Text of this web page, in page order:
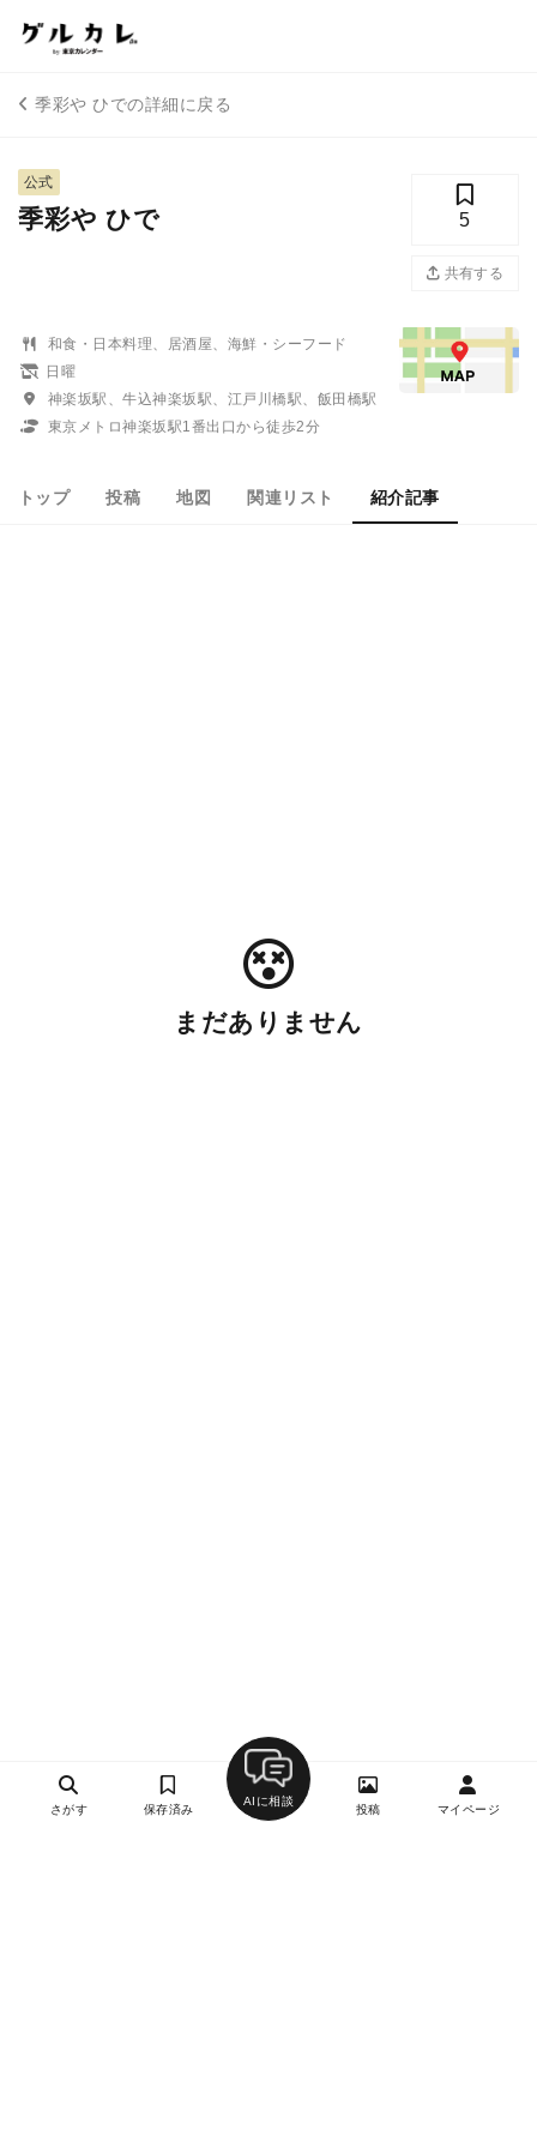
季彩や ひでの詳細に戻る
公式
季彩や ひで 5
共有する
和食・日本料理、居酒屋、海鮮・シーフード
日曜
神楽坂駅、牛込神楽坂駅、江戸川橋駅、飯田橋駅
東京メトロ神楽坂駅1番出口から徒歩2分
トップ 投稿 地図 関連リスト 紹介記事
まだありません
さがす 保存済み
AIに相談
投稿 マイページ